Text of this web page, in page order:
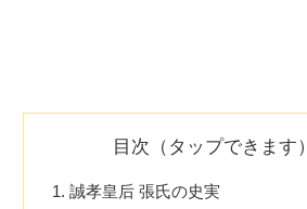
目次（タップできます）
誠孝皇后 張氏の史実